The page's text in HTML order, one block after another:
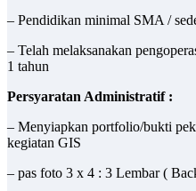
– Pendidikan minimal SMA /
– Telah melaksanakan
1 tahun
Persyaratan Administratif :
– Menyiapkan portfolio/bukti
kegiatan GIS
– pas foto 3 x 4 : 3 Lembar (